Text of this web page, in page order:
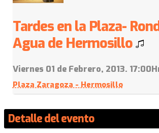
Tardes en la Plaza-
Agua de Hermosillo
Viernes 01 de Febrero, 2013.
Plaza Zaragoza - Hermosillo
Detalle del evento